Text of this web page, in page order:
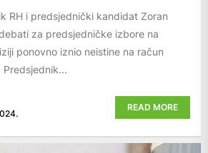
RH i predsjednički kandidat Zoran
za predsjedničke izbore na
ponovno iznio neistine na račun
READ MORE